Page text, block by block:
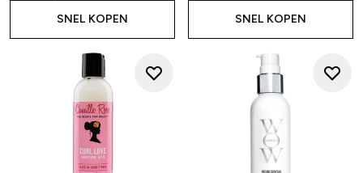
SNEL KOPEN SNEL KOPEN